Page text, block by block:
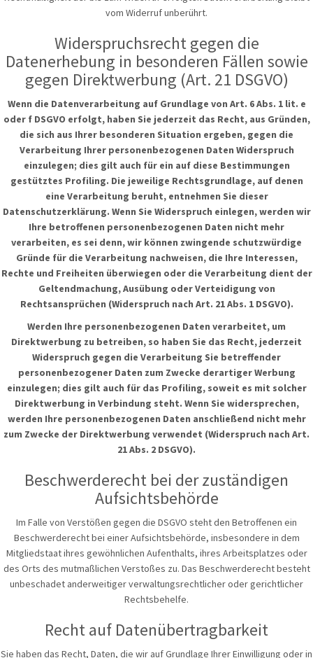
vom Widerruf unberührt.
Widerspruchsrecht gegen die
Datenerhebung in besonderen Fällen sowie
gegen Direktwerbung (Art. 21 DSGVO)
Wenn die Datenverarbeitung auf Grundlage von Art. 6 Abs. 1 lit. e
oder f DSGVO erfolgt, haben Sie jederzeit das Recht, aus Gründen,
die sich aus Ihrer besonderen Situation ergeben, gegen die
Verarbeitung Ihrer personenbezogenen Daten Widerspruch
einzulegen; dies gilt auch für ein auf diese Bestimmungen
gestütztes Profiling. Die jeweilige Rechtsgrundlage, auf denen
eine Verarbeitung beruht, entnehmen Sie dieser
Datenschutzerklärung. Wenn Sie Widerspruch einlegen, werden wir
Ihre betroffenen personenbezogenen Daten nicht mehr
verarbeiten, es sei denn, wir können zwingende schutzwürdige
Gründe für die Verarbeitung nachweisen, die Ihre Interessen,
Rechte und Freiheiten überwiegen oder die Verarbeitung dient der
Geltendmachung, Ausübung oder Verteidigung von
Rechtsansprüchen (Widerspruch nach Art. 21 Abs. 1 DSGVO).
Werden Ihre personenbezogenen Daten verarbeitet, um
Direktwerbung zu betreiben, so haben Sie das Recht, jederzeit
Widerspruch gegen die Verarbeitung Sie betreffender
personenbezogener Daten zum Zwecke derartiger Werbung
einzulegen; dies gilt auch für das Profiling, soweit es mit solcher
Direktwerbung in Verbindung steht. Wenn Sie widersprechen,
werden Ihre personenbezogenen Daten anschließend nicht mehr
zum Zwecke der Direktwerbung verwendet (Widerspruch nach Art.
21 Abs. 2 DSGVO).
Beschwerderecht bei der zuständigen
Aufsichtsbehörde
Im Falle von Verstößen gegen die DSGVO steht den Betroffenen ein
Beschwerderecht bei einer Aufsichtsbehörde, insbesondere in dem
Mitgliedstaat ihres gewöhnlichen Aufenthalts, ihres Arbeitsplatzes oder
des Orts des mutmaßlichen Verstoßes zu. Das Beschwerderecht besteht
unbeschadet anderweitiger verwaltungsrechtlicher oder gerichtlicher
Rechtsbehelfe.
Recht auf Datenübertragbarkeit
Sie haben das Recht, Daten, die wir auf Grundlage Ihrer Einwilligung oder in